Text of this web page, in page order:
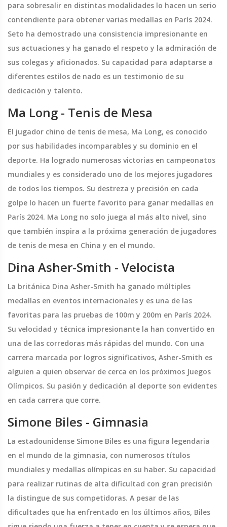
para sobresalir en distintas modalidades lo hacen un serio
contendiente para obtener varias medallas en París 2024.
Seto ha demostrado una consistencia impresionante en
sus actuaciones y ha ganado el respeto y la admiración de
sus colegas y aficionados. Su capacidad para adaptarse a
diferentes estilos de nado es un testimonio de su
dedicación y talento.
Ma Long - Tenis de Mesa
El jugador chino de tenis de mesa, Ma Long, es conocido
por sus habilidades incomparables y su dominio en el
deporte. Ha logrado numerosas victorias en campeonatos
mundiales y es considerado uno de los mejores jugadores
de todos los tiempos. Su destreza y precisión en cada
golpe lo hacen un fuerte favorito para ganar medallas en
París 2024. Ma Long no solo juega al más alto nivel, sino
que también inspira a la próxima generación de jugadores
de tenis de mesa en China y en el mundo.
Dina Asher-Smith - Velocista
La británica Dina Asher-Smith ha ganado múltiples
medallas en eventos internacionales y es una de las
favoritas para las pruebas de 100m y 200m en París 2024.
Su velocidad y técnica impresionante la han convertido en
una de las corredoras más rápidas del mundo. Con una
carrera marcada por logros significativos, Asher-Smith es
alguien a quien observar de cerca en los próximos Juegos
Olímpicos. Su pasión y dedicación al deporte son evidentes
en cada carrera que corre.
Simone Biles - Gimnasia
La estadounidense Simone Biles es una figura legendaria
en el mundo de la gimnasia, con numerosos títulos
mundiales y medallas olímpicas en su haber. Su capacidad
para realizar rutinas de alta dificultad con gran precisión
la distingue de sus competidoras. A pesar de las
dificultades que ha enfrentado en los últimos años, Biles